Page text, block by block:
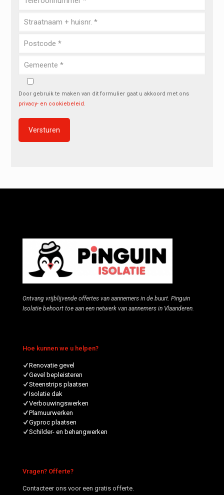
Door gebruik te maken van dit formulier gaat u akkoord met ons
privacy- en cookiebeleid .
Ontvang vrijblijvende offertes van aannemers in de buurt. Pinguin
Isolatie behoort toe aan een netwerk van aannemers in Vlaanderen.
Hoe kunnen we u helpen?
Renovatie gevel
Gevel bepleisteren
Steenstrips plaatsen
Isolatie dak
Verbouwingswerken
Plamuurwerken
Gyproc plaatsen
Schilder- en behangwerken
Vragen? Offerte?
Contacteer ons voor een gratis offerte.